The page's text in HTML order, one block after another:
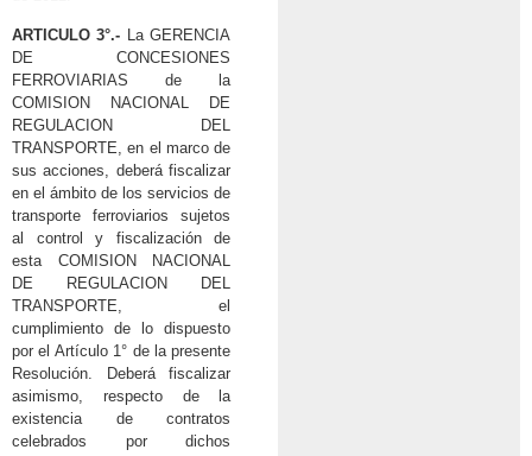
ARTICULO 3°.- La GERENCIA
DE CONCESIONES
FERROVIARIAS de la
COMISION NACIONAL DE
REGULACION DEL
TRANSPORTE, en el marco de
sus acciones, deberá fiscalizar
en el ámbito de los servicios de
transporte ferroviarios sujetos
al control y fiscalización de
esta COMISION NACIONAL
DE REGULACION DEL
TRANSPORTE, el
cumplimiento de lo dispuesto
por el Artículo 1° de la presente
Resolución. Deberá fiscalizar
asimismo, respecto de la
existencia de contratos
celebrados por dichos